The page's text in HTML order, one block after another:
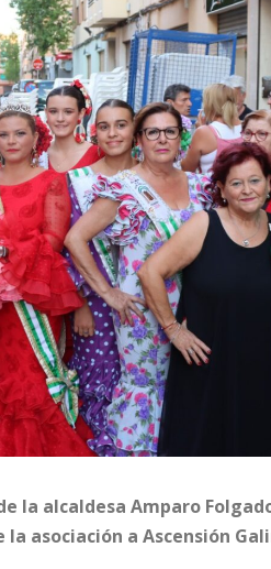
la alcaldesa Amparo
asociación a Ascensión